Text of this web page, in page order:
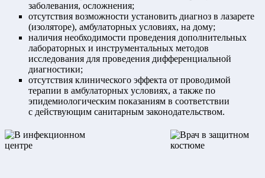
заболевания, осложнения;
отсутствия возможности установить диагноз в лазарете
(изоляторе), амбулаторных условиях, на дому;
наличия необходимости проведения дополнительных
лабораторных и инструментальных методов
исследования для проведения дифференциальной
диагностики;
отсутствия клинического эффекта от проводимой
терапии в амбулаторных условиях, а также по
эпидемиологическим показаниям в соответствии
с действующим санитарным законодательством.